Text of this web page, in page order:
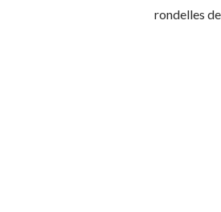
rondelles